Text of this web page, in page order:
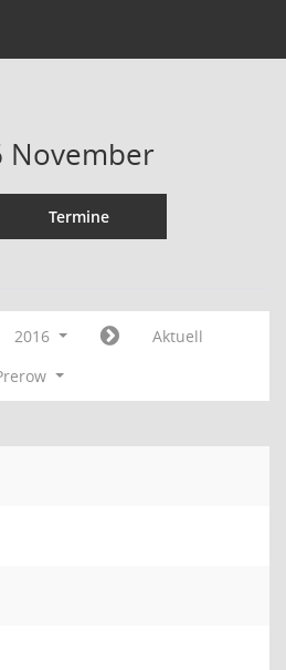
November
Termine
2016
Aktuell